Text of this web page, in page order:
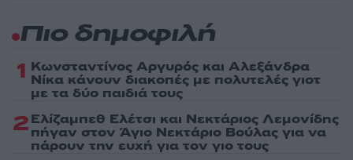
Πιο δημοφιλή
1 Κωνσταντίνος Αργυρός και Αλεξάνδρα
Νίκα κάνουν διακοπές με πολυτελές γιοτ
με τα δύο παιδιά τους
2Ελίζαμπεθ Ελέτσι και Νεκτάριος Λεμονίδης
πήγαν στον Άγιο Νεκτάριο Βούλας για να
πάρουν την ευχή για τον γιο τους